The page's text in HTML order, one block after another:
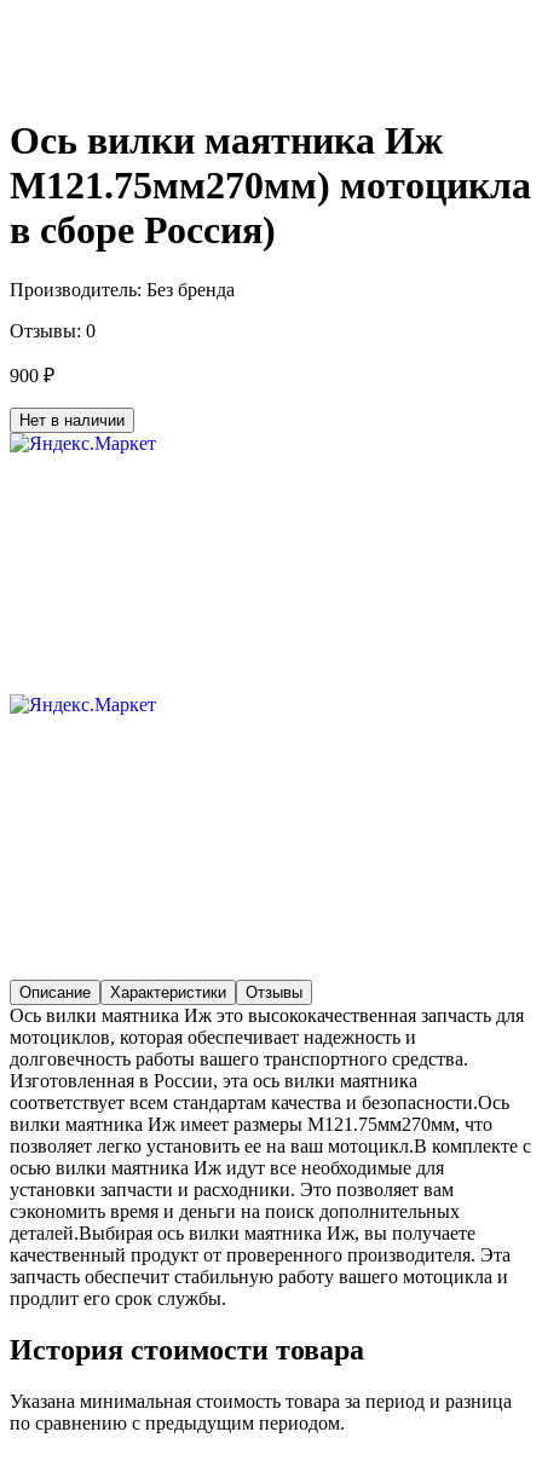
Ось вилки маятника Иж
М121.75мм270мм) мотоцикла
в сборе Россия)
Производитель: Без бренда
Отзывы: 0
900 ₽
Нет в наличии
Описание Характеристики Отзывы
Ось вилки маятника Иж это высококачественная запчасть для
мотоциклов, которая обеспечивает надежность и
долговечность работы вашего транспортного средства.
Изготовленная в России, эта ось вилки маятника
соответствует всем стандартам качества и безопасности.Ось
вилки маятника Иж имеет размеры М121.75мм270мм, что
позволяет легко установить ее на ваш мотоцикл.В комплекте с
осью вилки маятника Иж идут все необходимые для
установки запчасти и расходники. Это позволяет вам
сэкономить время и деньги на поиск дополнительных
деталей.Выбирая ось вилки маятника Иж, вы получаете
качественный продукт от проверенного производителя. Эта
запчасть обеспечит стабильную работу вашего мотоцикла и
продлит его срок службы.
История стоимости товара
Указана минимальная стоимость товара за период и разница
по сравнению с предыдущим периодом.